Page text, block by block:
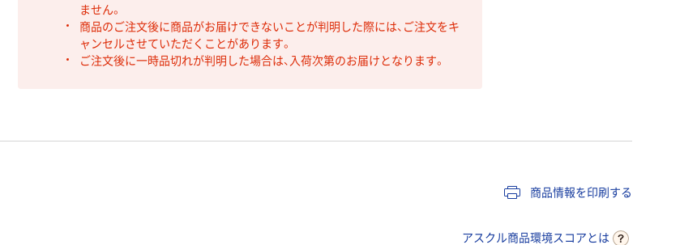
ません。
商品のご注文後に商品がお届けできないことが判明した際には、ご注文をキ
ャンセルさせていただくことがあります。
ご注文後に一時品切れが判明した場合は、入荷次第のお届けとなります。
商品情報を印刷する
アスクル商品環境スコアとは